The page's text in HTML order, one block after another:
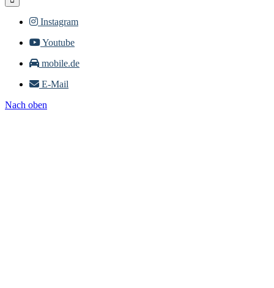
Instagram
Youtube
mobile.de
E-Mail
Nach oben